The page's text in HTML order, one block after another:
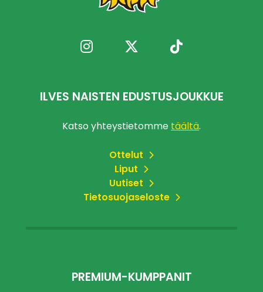
ILVES NAISTEN EDUSTUSJOUKKUE
Katso yhteystietomme täältä.
Ottelut
Liput
Uutiset
Tietosuojaseloste
PREMIUM-KUMPPANIT